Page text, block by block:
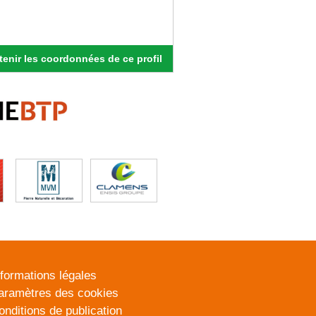
les coordonnées de ce profil
légales
des cookies
de publication